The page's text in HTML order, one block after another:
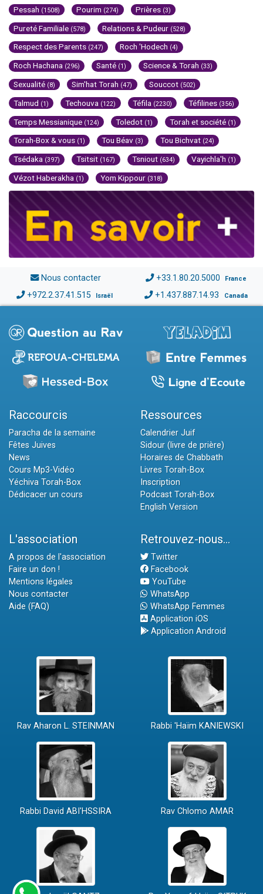
Pessah (1508) Pourim (274) Prières (3)
Pureté Familiale (578) Relations & Pudeur (528)
Respect des Parents (247) Roch 'Hodech (4)
Roch Hachana (296) Santé (1) Science & Torah (33)
Sexualité (8) Sim'hat Torah (47) Souccot (502)
Talmud (1) Techouva (122) Téfila (2230) Téfilines (356)
Temps Messianique (124) Toledot (1) Torah et société (1)
Torah-Box & vous (1) Tou Béav (3) Tou Bichvat (24)
Tsédaka (397) Tsitsit (167) Tsniout (634) Vayichla'h (1)
Vézot Haberakha (1) Yom Kippour (318)
Nous contacter +33.1.80.20.5000 France
+972.2.37.41.515 Israël +1.437.887.14.93 Canada
Raccourcis
Paracha de la semaine
Fêtes Juives
News
Cours Mp3-Vidéo
Yéchiva Torah-Box
Dédicacer un cours
Ressources
Calendrier Juif
Sidour (livre de prière)
Horaires de Chabbath
Livres Torah-Box
Inscription
Podcast Torah-Box
English Version
L'association
A propos de l'association
Faire un don !
Mentions légales
Nous contacter
Aide (FAQ)
Retrouvez-nous...
Twitter
Facebook
YouTube
WhatsApp
WhatsApp Femmes
Application iOS
Application Android
Rav Aharon L. STEINMAN Rabbi 'Haïm KANIEWSKI
Rabbi David ABI'HSSIRA Rav Chlomo AMAR